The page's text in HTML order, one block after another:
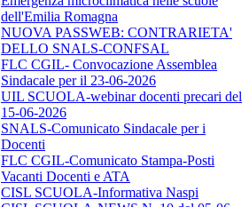
dell'Emilia Romagna
NUOVA PASSWEB: CONTRARIETA'
DELLO SNALS-CONFSAL
FLC CGIL- Convocazione Assemblea
Sindacale per il 23-06-2026
UIL SCUOLA-webinar docenti precari del
15-06-2026
SNALS-Comunicato Sindacale per i
Docenti
FLC CGIL-Comunicato Stampa-Posti
Vacanti Docenti e ATA
CISL SCUOLA-Informativa Naspi